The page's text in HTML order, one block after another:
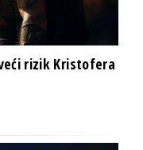
rizik Kristofera